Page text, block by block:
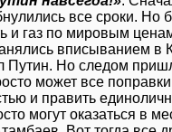
все сроки. Но
и газ по мировым
вписыванием в
Путин. Но следом
может все
и править
могут оказаться в